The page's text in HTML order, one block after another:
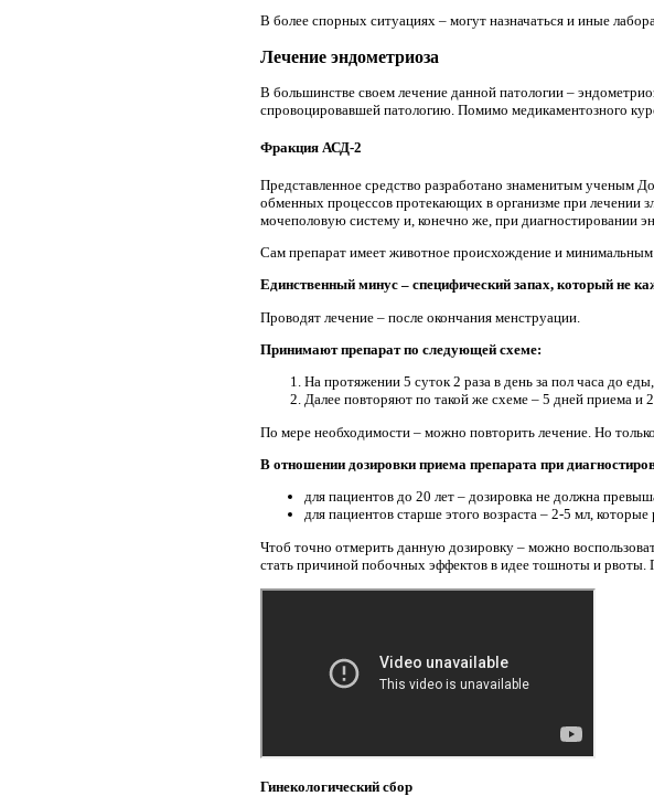
В более спорных ситуациях – могут назначаться и иные
Лечение эндометриоза
В большинстве своем лечение данной патологии –
спровоцировавшей патологию. Помимо медикаментозного
Фракция АСД-2
Представленное средство разработано знаменитым ученым
обменных процессов протекающих в организме при лечении
мочеполовую систему и, конечно же, при диагностировании
Сам препарат имеет животное происхождение и
Единственный минус – специфический запах, который не
Проводят лечение – после окончания менструации.
Принимают препарат по следующей схеме:
На протяжении 5 суток 2 раза в день за пол часа до
Далее повторяют по такой же схеме – 5 дней приема и
По мере необходимости – можно повторить лечение. Но
В отношении дозировки приема препарата при
для пациентов до 20 лет – дозировка не должна
для пациентов старше этого возраста – 2-5 мл,
Чтоб точно отмерить данную дозировку – можно
стать причиной побочных эффектов в идее тошноты и рвоты.
Гинекологический сбор